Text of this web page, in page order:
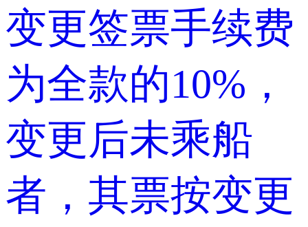
变更签票手续费
为全款的10%，
变更后未乘船
者，其票按变更